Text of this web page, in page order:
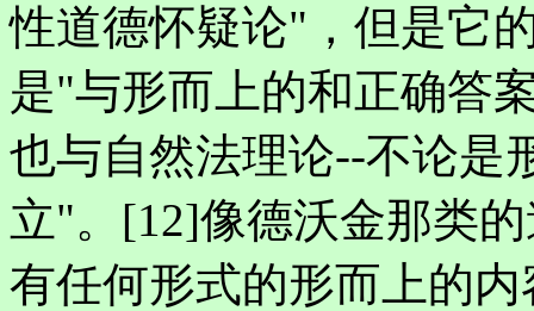
性道德怀疑论"，但是它
是"与形而上的和正确答
也与自然法理论--不论是
立"。[12]像德沃金那类
有任何形式的形而上的